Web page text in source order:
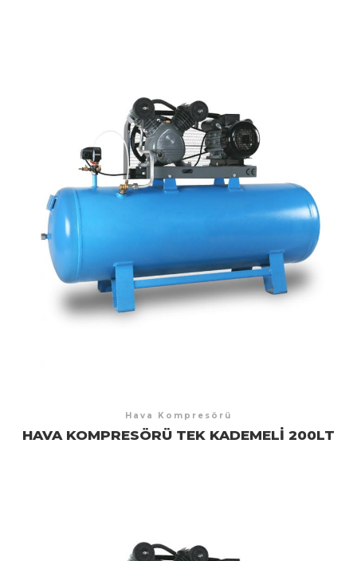
Hava Kompresörü
HAVA KOMPRESÖRÜ TEK KADEMELI 200LT